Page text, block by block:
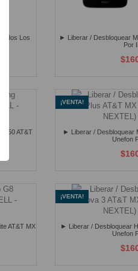
Los
► Liberar / Desbloquear
Por
A50 AT&T
¡VENTA!
► Liberar / Desbloquear
Unefon
AT&T MX
¡VENTA!
► Liberar / Desbloquear
Unefon